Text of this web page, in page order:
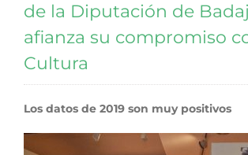
de la Diputación de
afianza su compromiso
Cultura
Los datos de 2019 son muy positivos